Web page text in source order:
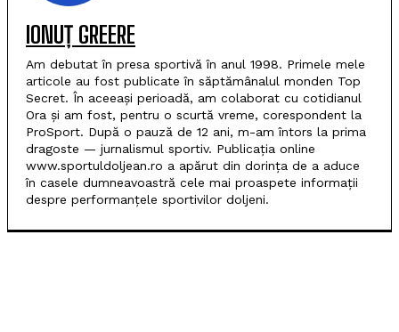
IONUȚ GREERE
Am debutat în presa sportivă în anul 1998. Primele mele
articole au fost publicate în săptămânalul monden Top
Secret. În aceeași perioadă, am colaborat cu cotidianul
Ora și am fost, pentru o scurtă vreme, corespondent la
ProSport. După o pauză de 12 ani, m-am întors la prima
dragoste — jurnalismul sportiv. Publicația online
www.sportuldoljean.ro a apărut din dorința de a aduce
în casele dumneavoastră cele mai proaspete informații
despre performanțele sportivilor doljeni.